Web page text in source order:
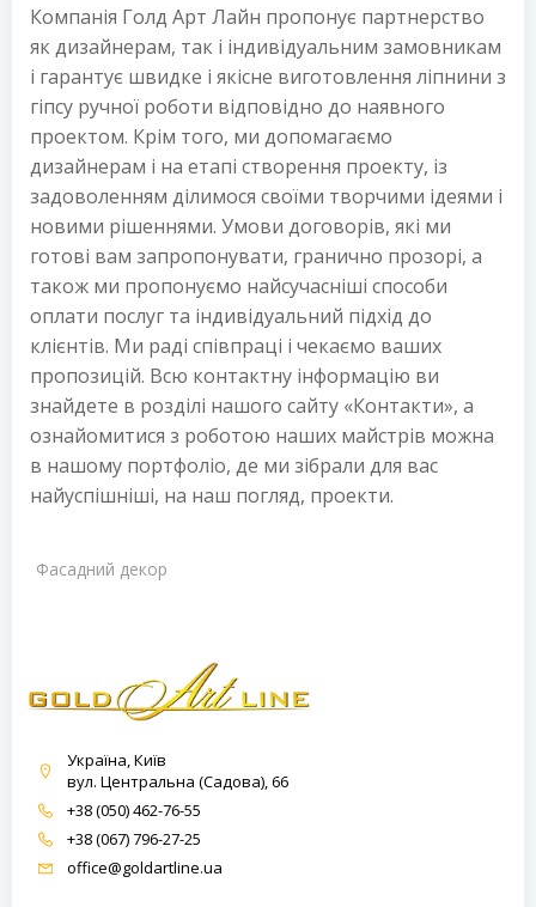
Компанія Голд Арт Лайн пропонує партнерство
як дизайнерам, так і індивідуальним замовникам
і гарантує швидке і якісне виготовлення ліпнини з
гіпсу ручної роботи відповідно до наявного
проектом. Крім того, ми допомагаємо
дизайнерам і на етапі створення проекту, із
задоволенням ділимося своїми творчими ідеями і
новими рішеннями. Умови договорів, які ми
готові вам запропонувати, гранично прозорі, а
також ми пропонуємо найсучасніші способи
оплати послуг та індивідуальний підхід до
клієнтів. Ми раді співпраці і чекаємо ваших
пропозицій. Всю контактну інформацію ви
знайдете в розділі нашого сайту «Контакти», а
ознайомитися з роботою наших майстрів можна
в нашому портфоліо, де ми зібрали для вас
найуспішніші, на наш погляд, проекти.
Фасадний декор
Україна, Київ
вул. Центральна (Садова), 66
+38 (050) 462-76-55
+38 (067) 796-27-25
office@goldartline.ua